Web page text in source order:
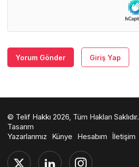
Yorum Gönder Giriş Yap
© Telif Hakkı 2026, Tüm Hakları Saklıdır.
Tasarım
Yazarlarımız
Künye Hesabım İletişim